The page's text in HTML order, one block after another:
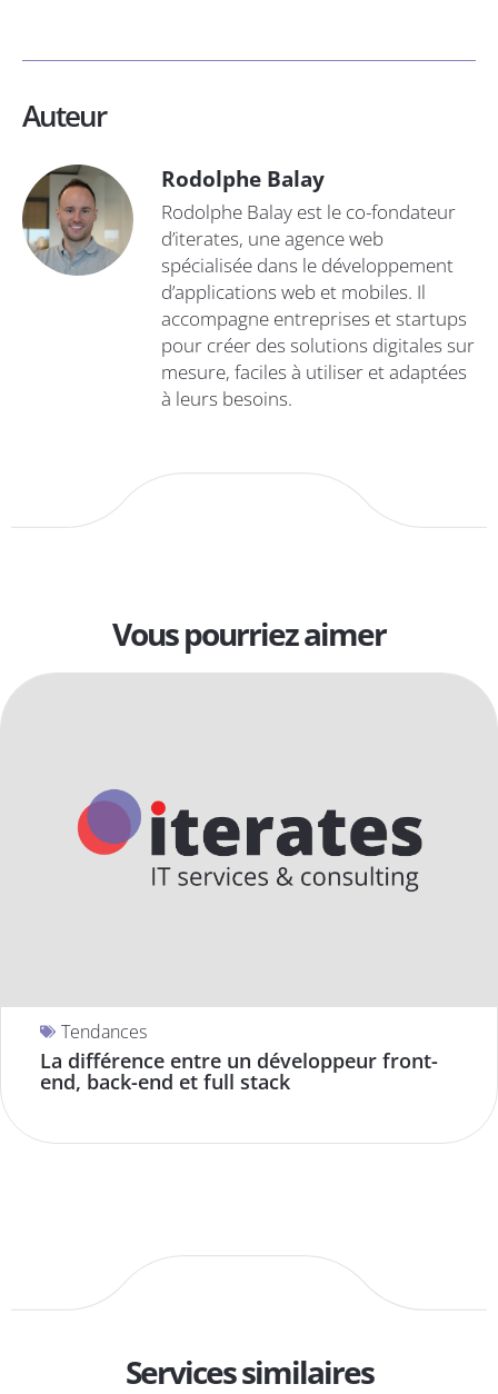
Auteur
Rodolphe Balay
Rodolphe Balay est le co-fondateur
d’iterates, une agence web
spécialisée dans le développement
d’applications web et mobiles. Il
accompagne entreprises et startups
pour créer des solutions digitales sur
mesure, faciles à utiliser et adaptées
à leurs besoins.
Vous pourriez aimer
Tendances
La différence entre un développeur front-
end, back-end et full stack
Services similaires